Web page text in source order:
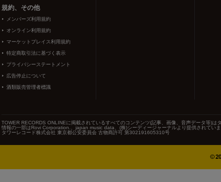
規約、その他
メンバーズ利用規約
オンライン利用規約
マーケットプレイス利用規約
特定商取引法に基づく表示
プライバシーステートメント
広告停止について
酒類販売管理者標識
TOWER RECORDS ONLINEに掲載されているすべてのコンテンツ(記事、画像、音声データ等)
情報の一部はRovi Corporation.、japan music data、(株)シーディージャーナルより提供されてい
タワーレコード株式会社 東京都公安委員会 古物商許可 第302191605310号